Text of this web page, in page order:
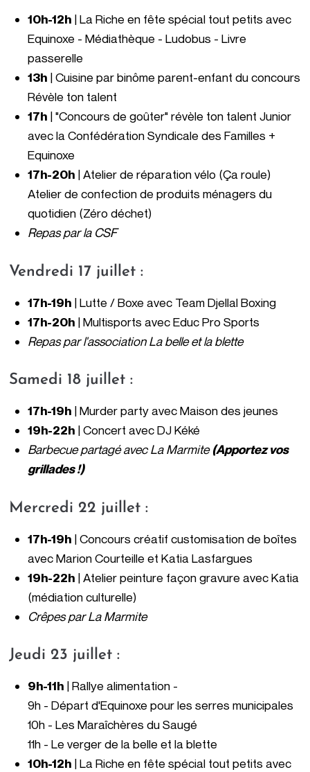
10h-12h| La Riche en fête spécial tout petits avec
Equinoxe - Médiathèque - Ludobus - Livre
passerelle
13h| Cuisine par binôme parent-enfant du concours
Révèle ton talent
17h| "Concours de goûter" révèle ton talent Junior
avec la Confédération Syndicale des Familles +
Equinoxe
17h-20h|Atelier de réparation vélo (Ça roule)
Atelier de confection de produits ménagers du
quotidien(Zéro déchet)
Repas par la CSF
Vendredi 17 juillet :
17h-19h| Lutte / Boxe avec Team Djellal Boxing
17h-20h| Multisports avec Educ Pro Sports
Repas par l'association La belle et la blette
Samedi 18 juillet :
17h-19h| Murder party avec Maison des jeunes
19h-22h| Concert avec DJ Kéké
Barbecue partagéavecLa Marmite(Apportez vos
grillades !)
Mercredi 22 juillet :
17h-19h| Concours créatif customisation de boîtes
avec Marion Courteille et Katia Lasfargues
19h-22h| Atelier peinture façon gravure avec Katia
(médiation culturelle)
Crêpes par La Marmite
Jeudi 23 juillet :
9h-11h| Rallye alimentation -
9h - Départ d'Equinoxe pourles serres municipales
10h - Les Maraîchères du Saugé
11h - Le verger de la belle et la blette
10h-12h| La Riche en fête spécial tout petits avec